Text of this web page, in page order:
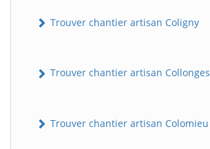
Trouver chantier artisan Coligny
Trouver chantier artisan Collonges
Trouver chantier artisan Colomieu